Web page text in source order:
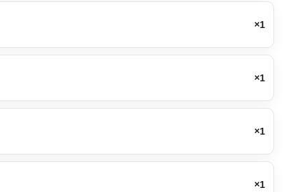
×1
×1
×1
×1